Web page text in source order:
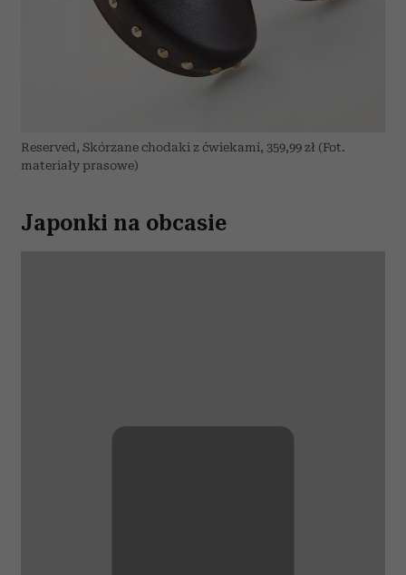
Reserved, Skórzane chodaki z ćwiekami, 359,99 zł (Fot.
materiały prasowe)
Japonki na obcasie